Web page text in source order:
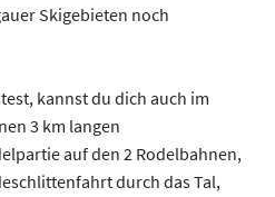
Skigebieten noch
kannst du dich auch im
3 km langen
auf den 2 Rodelbahnen,
durch das Tal,